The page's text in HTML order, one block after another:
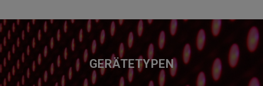
FUSSZEILE GERÄTETYPEN